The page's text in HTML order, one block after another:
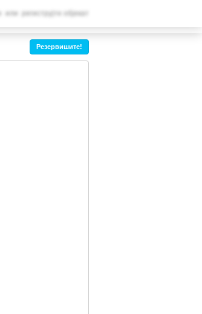
или региструјте објекат
Резервишите!
ВАША РЕЗЕРВАЦИЈА
ПОДЕШАВАЊА